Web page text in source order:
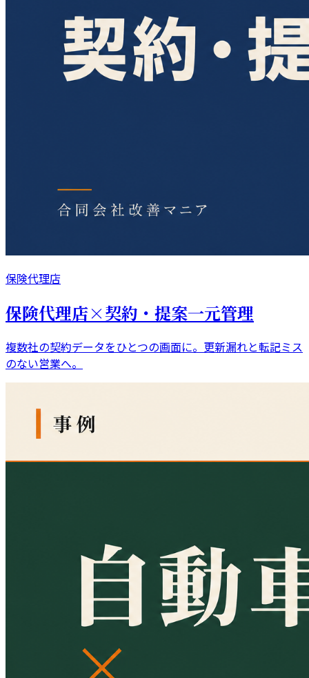
保険代理店
保険代理店×契約・提案一元管理
複数社の契約データをひとつの画面に。更新漏れと転記ミス
のない営業へ。